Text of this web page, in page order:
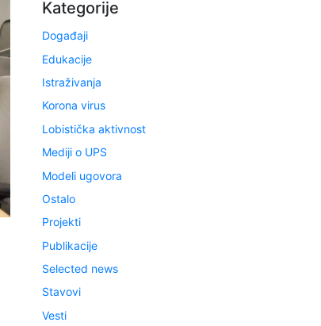
Kategorije
Događaji
Edukacije
Istraživanja
Korona virus
Lobistička aktivnost
Mediji o UPS
Modeli ugovora
Ostalo
Projekti
Publikacije
Selected news
Stavovi
Vesti